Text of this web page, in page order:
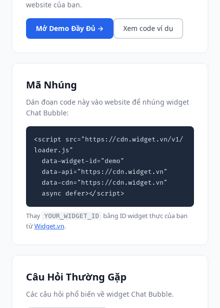
website của bạn.
Mở Demo Đầy Đủ → Xem code ví dụ
Mã Nhúng
Dán đoạn code này vào website để nhúng widget
Chat Bubble:
<script src="https://cdn.widget.vn/v1/
loader.js"
  async defer></script>
Thay YOUR_WIDGET_ID
bằng ID widget thực của bạn
từWidget.vn.
Câu Hỏi Thường Gặp
Các câu hỏi phổ biến về widget Chat Bubble.